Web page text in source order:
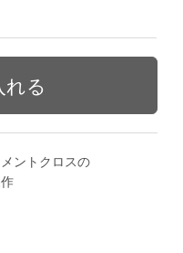
ントクロスの